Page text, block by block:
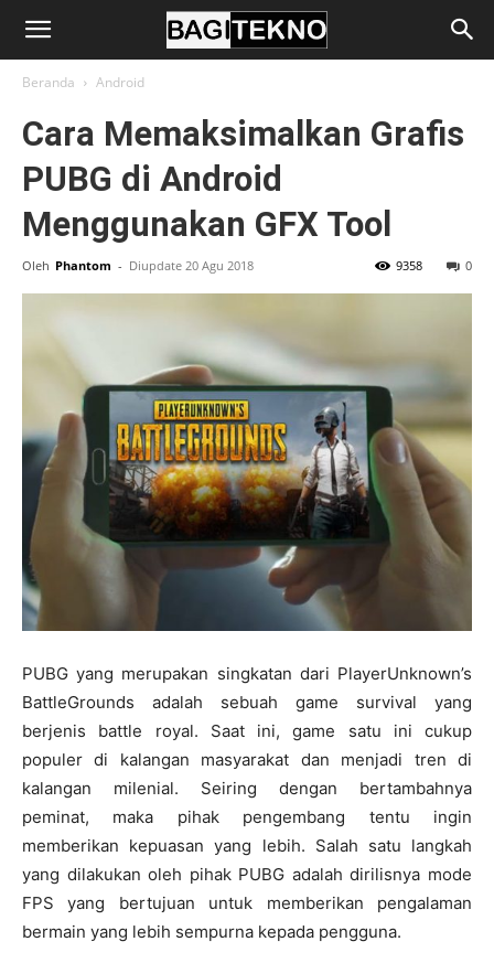
BagiTekno
Beranda Android
Cara Memaksimalkan Grafis
PUBG di Android
Menggunakan GFX Tool
Oleh Phantom - Diupdate 20 Agu 2018 0
9358
PUBG yang merupakan singkatan dari PlayerUnknown’s
BattleGrounds adalah sebuah game survival yang
berjenis battle royal. Saat ini, game satu ini cukup
populer di kalangan masyarakat dan menjadi tren di
kalangan milenial. Seiring dengan bertambahnya
peminat, maka pihak pengembang tentu ingin
memberikan kepuasan yang lebih. Salah satu langkah
yang dilakukan oleh pihak PUBG adalah dirilisnya mode
FPS yang bertujuan untuk memberikan pengalaman
bermain yang lebih sempurna kepada pengguna.